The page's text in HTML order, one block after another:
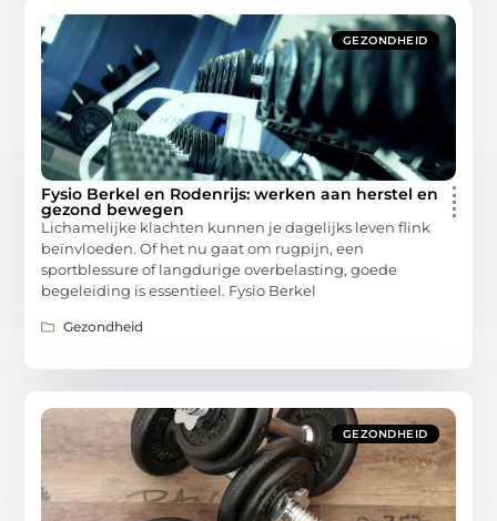
GEZONDHEID
Fysio Berkel en Rodenrijs: werken aan herstel en
gezond bewegen
Lichamelijke klachten kunnen je dagelijks leven flink
beïnvloeden. Of het nu gaat om rugpijn, een
sportblessure of langdurige overbelasting, goede
begeleiding is essentieel. Fysio Berkel
Gezondheid
GEZONDHEID